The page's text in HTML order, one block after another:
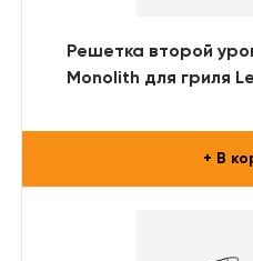
Решетка второй
Monolith для гриля
+ В